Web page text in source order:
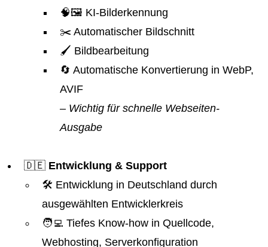
🧠🖼️ KI-Bilderkennung
✂️ Automatischer Bildschnitt
🖌️ Bildbearbeitung
🔄 Automatische Konvertierung in WebP,
AVIF
– Wichtig für schnelle Webseiten-
Ausgabe
🇩🇪 Entwicklung & Support
🛠️ Entwicklung in Deutschland durch
ausgewählten Entwicklerkreis
🧑‍💻 Tiefes Know-how in Quellcode,
Webhosting, Serverkonfiguration